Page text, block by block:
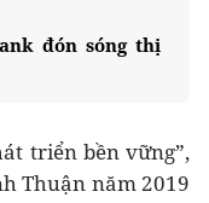
đón sóng thị
triển bền vững”,
Thuận năm 2019